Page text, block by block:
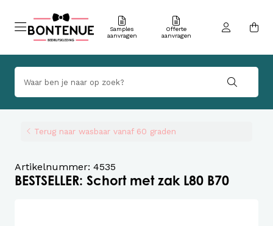
Samples
aanvragen
Offerte
aanvragen
Terug naar wasbaar vanaf 60 graden
Artikelnummer: 4535
BESTSELLER: Schort met zak L80 B70